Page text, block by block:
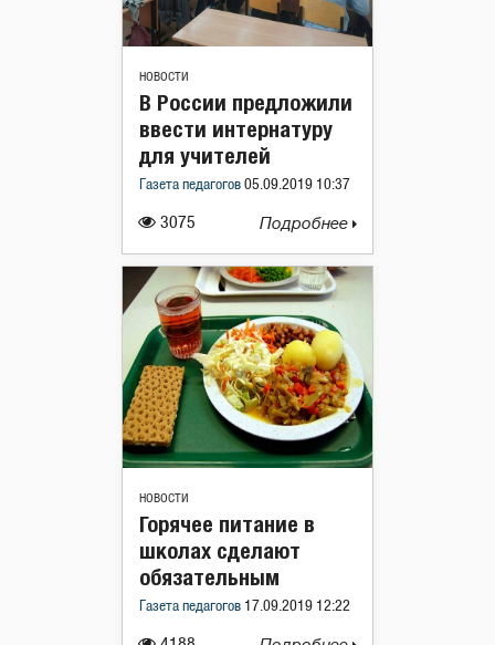
НОВОСТИ
3075
В России предложили
ввести интернатуру
для учителей
Газета педагогов 05.09.2019 10:37
Подробнее
НОВОСТИ
Горячее питание в
школах сделают
обязательным
Газета педагогов 17.09.2019 12:22